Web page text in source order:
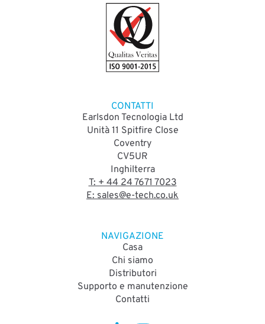
CONTATTI
Earlsdon Tecnologia Ltd
Unità 11 Spitfire Close
Coventry
CV5UR
Inghilterra
T: + 44 24 7671 7023
E: sales@e-tech.co.uk
NAVIGAZIONE
Casa
Chi siamo
Distributori
Supporto e manutenzione
Contatti